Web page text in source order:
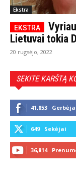
Ekstra
Lietuvai tokia
20 rugsėjo, 2022
SEKITE KARŠTĄ
41,853
649 Sekėjai
36,814